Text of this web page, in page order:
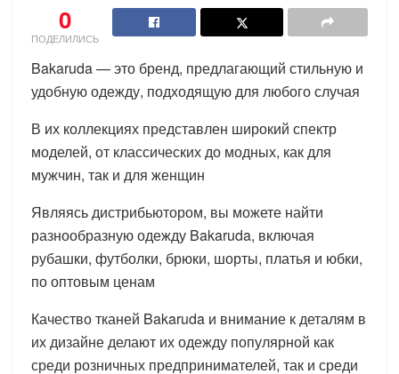
0
ПОДЕЛИЛИСЬ
Bakaruda — это бренд, предлагающий стильную и
удобную одежду, подходящую для любого случая
В их коллекциях представлен широкий спектр
моделей, от классических до модных, как для
мужчин, так и для женщин
Являясь дистрибьютором, вы можете найти
разнообразную одежду Bakaruda, включая
рубашки, футболки, брюки, шорты, платья и юбки,
по оптовым ценам
Качество тканей Bakaruda и внимание к деталям в
их дизайне делают их одежду популярной как
среди розничных предпринимателей, так и среди